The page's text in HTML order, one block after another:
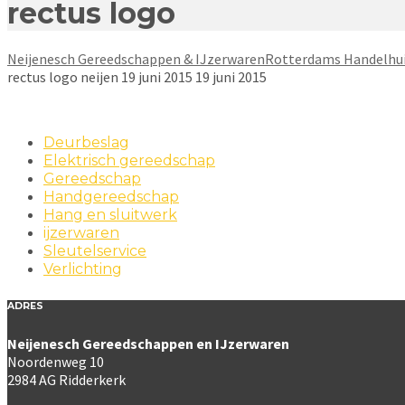
rectus logo
Neijenesch Gereedschappen & IJzerwarenRotterdams
rectus logo neijen 19 juni 2015 19 juni 2015
Deurbeslag
Elektrisch gereedschap
Gereedschap
Handgereedschap
Hang en sluitwerk
ijzerwaren
Sleutelservice
Verlichting
ADRES
Neijenesch Gereedschappen en IJzerwaren
Noordenweg 10
2984 AG Ridderkerk